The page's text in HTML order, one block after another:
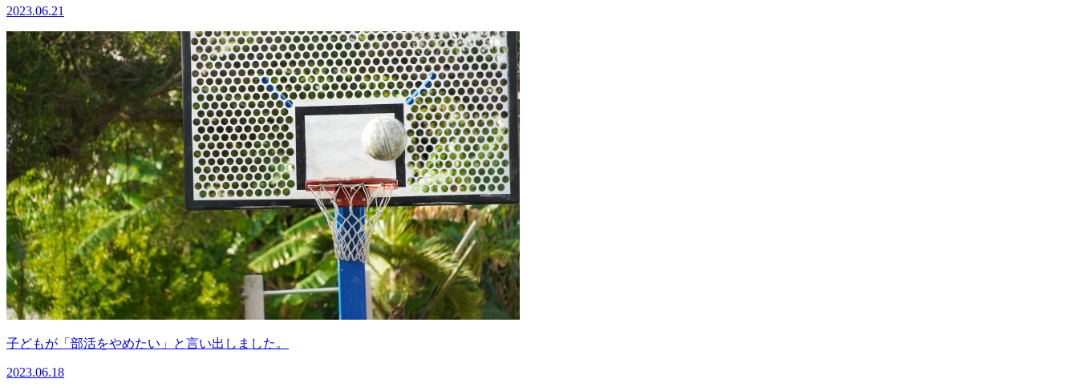
2023.06.21
子どもが「部活をやめたい」と言い出しました。
2023.06.18